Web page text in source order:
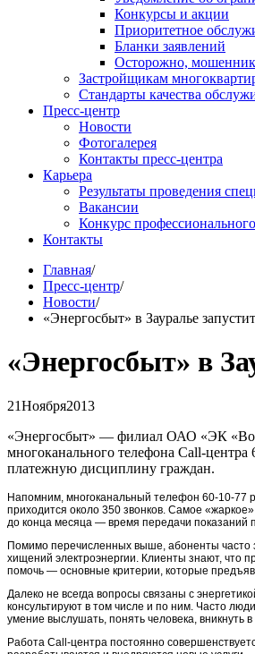
Конкурсы и акции
Приоритетное
Бланки заявлений
Осторожно,
Застройщикам
Стандарты качества
Пресс-центр
Новости
Фотогалерея
Контакты пресс-центра
Карьера
Результаты проведения
Вакансии
Конкурс
Контакты
Главная/
Пресс-центр/
Новости/
«Энергосбыт» в Зауралье
«Энергосбыт» в
21Ноября2013
«Энергосбыт» — филиал ОАО «ЭК
многоканального телефона Call-центра
платежную дисциплину граждан.
Напомним, многоканальный телефон 60-10-77
приходится около 350 звонков. Самое
до конца месяца — время передачи показаний
Помимо перечисленных выше, абоненты часто
хищений электроэнергии. Клиенты знают, что
помочь — основные критерии, которые
Далеко не всегда вопросы связаны с
консультируют в том числе и по ним. Часто
умение выслушать, понять человека, вникнуть
Работа Call-центра постоянно